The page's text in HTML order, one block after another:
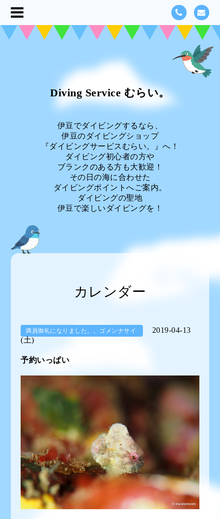
Diving Service むらい。
伊豆でダイビングするなら、
伊豆のダイビングショップ
『ダイビングサービスむらい。』へ！
ダイビング初心者の方や
ブランクのある方も大歓迎！
その日の海に合わせた
ダイビングポイントへご案内。
ダイビングの聖地
伊豆で楽しいダイビングを！
カレンダー
満員御礼になりました。。ゴメンナサイ
2019-04-13
(土)
予約いっぱい